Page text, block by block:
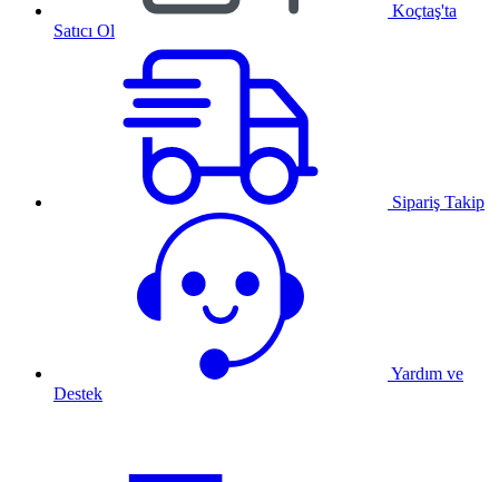
Koçtaş'ta
Satıcı Ol
Sipariş Takip
Yardım ve
Destek